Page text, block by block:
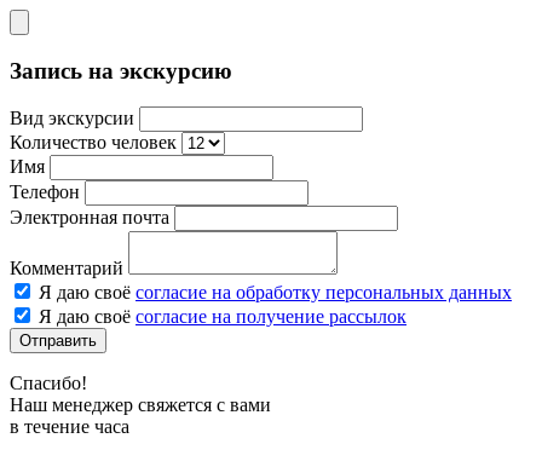
Запись на экскурсию
Вид экскурсии
Количество человек
Имя
Телефон
Электронная почта
Комментарий
Я даю своё согласие на обработку персональных данных
Я даю своё согласие на получение рассылок
Отправить
Спасибо!
Наш менеджер свяжется с вами
в течение часа